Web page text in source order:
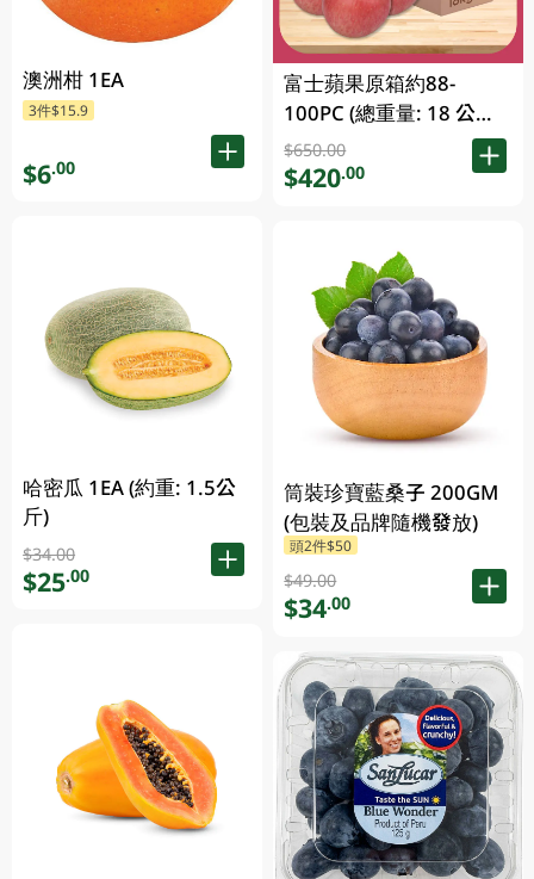
澳洲柑 1EA
3件$15.9
$6.00
哈密瓜 1EA (約重: 1.5公
斤)
$34.00
$25.00
富士蘋果原箱約88-
100PC (總重量: 18 公斤)
1CS
$650.00
$420.00
筒裝珍寶藍桑子 200GM
(包裝及品牌隨機發放)
頭2件$50
$49.00
$34.00